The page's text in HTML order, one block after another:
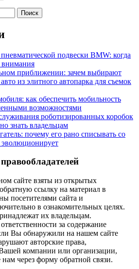
подвески BMW: когда
внимания
приближении: зачем выбирают
из элитного автопарка для съемок
как обеспечить мобильность
возможностями
роботизированных коробок
знать владельцам
почему его рано списывать со
эволюционирует
сайте взяты из открытых
ссылку на материал в
посетителями сайта и
в ознакомительных целях.
их владельцам.
за содержание
Вы обнаружили на нашем сайте
авторские права,
компании или организации,
через форму обратной связи.